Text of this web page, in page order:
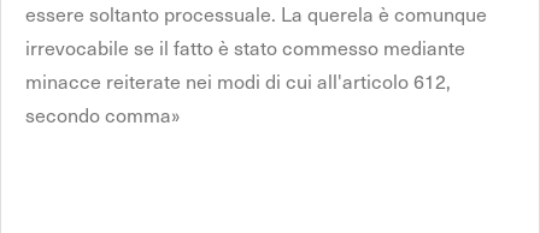
essere soltanto processuale. La querela è comunque
irrevocabile se il fatto è stato commesso mediante
minacce reiterate nei modi di cui all'articolo 612,
secondo comma»